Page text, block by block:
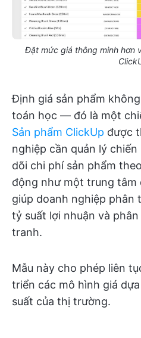
Đặt mức giá thông minh hơn
Định giá sản phẩm
toán học — đó là một
Sản phẩm ClickUp được
nghiệp cần quản lý
dõi chi phí sản phẩm
động như một trung tâm
giúp doanh nghiệp phân
tỷ suất lợi nhuận và
tranh.
Mẫu này cho phép liên
triển các mô hình giá
suất của thị trường.